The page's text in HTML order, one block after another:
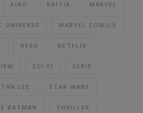
KINO KRITIK MARVEL
UNIVERSE MARVEL COMICS
NERD NETFLIX
SCI-FI SERIE
LEE STAR WARS
BATMAN THRILLER